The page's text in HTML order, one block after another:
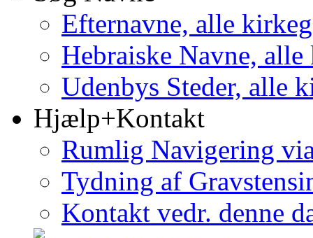
Efternavne, alle
Hebraiske Navne,
Udenbys Steder, alle
Hjælp+Kontakt
Rumlig Navigering
Tydning af
Kontakt vedr. denne